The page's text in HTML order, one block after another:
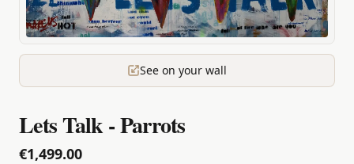
See on your wall
Lets Talk - Parrots
€1,499.00